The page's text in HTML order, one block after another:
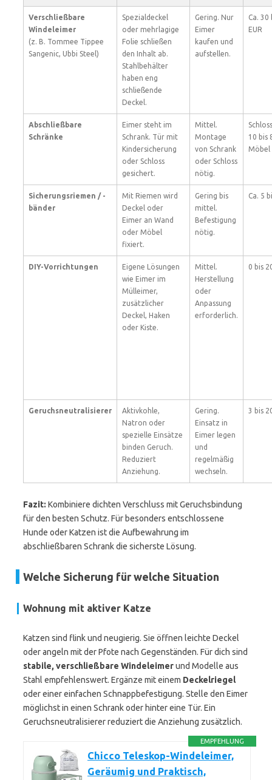
Verschließbare
Windeleimer
(z. B. Tommee Tippee
Sangenic, Ubbi Steel)
Spezialdeckel
oder mehrlagige
Folie schließen
den Inhalt ab.
Stahlbehälter
haben eng
schließende
Deckel.
Gering. Nur
Eimer
kaufen und
aufstellen.
Ca. 30
EUR
Abschließbare
Schränke
Eimer steht im
Schrank. Tür mit
Kindersicherung
oder Schloss
gesichert.
Mittel.
Montage
von Schrank
oder Schloss
nötig.
10 bis
Möbel
Sicherungsriemen / -
bänder
Mit Riemen wird
Deckel oder
Eimer an Wand
oder Möbel
fixiert.
Gering bis
mittel.
Befestigung
nötig.
Ca. 5
DIY-Vorrichtungen
Eigene Lösungen
wie Eimer im
Mülleimer,
zusätzlicher
Deckel, Haken
oder Kiste.
Mittel.
Herstellung
oder
Anpassung
erforderlich.
0 bis
Geruchsneutralisierer
Aktivkohle,
Natron oder
spezielle Einsätze
binden Geruch.
Reduziert
Anziehung.
Gering.
Einsatz in
Eimer legen
und
regelmäßig
wechseln.
3 bis
Fazit: Kombiniere dichten Verschluss mit Geruchsbindung
für den besten Schutz. Für besonders entschlossene
Hunde oder Katzen ist die Aufbewahrung im
abschließbaren Schrank die sicherste Lösung.
Welche Sicherung für welche Situation
Wohnung mit aktiver Katze
Katzen sind flink und neugierig. Sie öffnen leichte Deckel
oder angeln mit der Pfote nach Gegenständen. Für dich sind
stabile, verschließbare Windeleimerund Modelle aus
Stahl empfehlenswert. Ergänze mit einem Deckelriegel
oder einer einfachen Schnappbefestigung. Stelle den Eimer
möglichst in einen Schrank oder hinter eine Tür. Ein
Geruchsneutralisierer reduziert die Anziehung zusätzlich.
EMPFEHLUNG
Chicco Teleskop-Windeleimer,
Geräumig und Praktisch,